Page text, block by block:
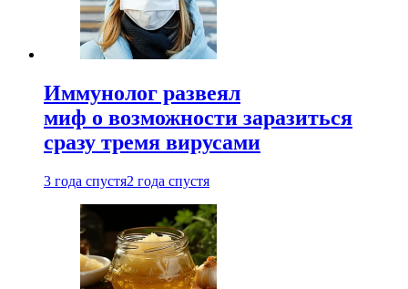
Иммунолог развеял
миф о возможности заразиться
сразу тремя вирусами
3 года спустя2 года спустя